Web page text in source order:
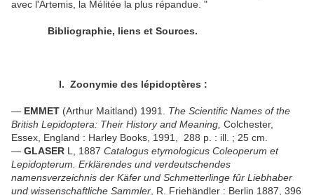
avec l'Artemis, la Mélitée la plus répandue. "
Bibliographie, liens et Sources.
I. Zoonymie des lépidoptères :
— EMMET (Arthur Maitland) 1991. The Scientific Names of the
British Lepidoptera: Their History and Meaning, Colchester,
Essex, England : Harley Books, 1991, 288 p. : ill. ; 25 cm.
— GLASER L, 1887 Catalogus etymologicus Coleoperum et
Lepidopterum. Erklärendes und verdeutschendes
namensverzeichnis der Käfer und Schmetterlinge fûr Liebhaber
und wissenschaftliche Sammler , R. Friehändler : Berlin 1887, 396